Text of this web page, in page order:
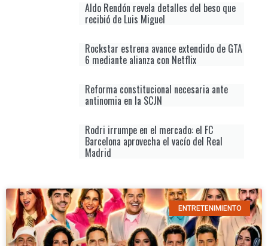
Aldo Rendón revela detalles del beso que
recibió de Luis Miguel
Rockstar estrena avance extendido de GTA
6 mediante alianza con Netflix
Reforma constitucional necesaria ante
antinomia en la SCJN
Rodri irrumpe en el mercado: el FC
Barcelona aprovecha el vacío del Real
Madrid
ENTRETENIMIENTO